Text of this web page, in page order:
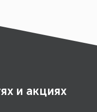
и акциях